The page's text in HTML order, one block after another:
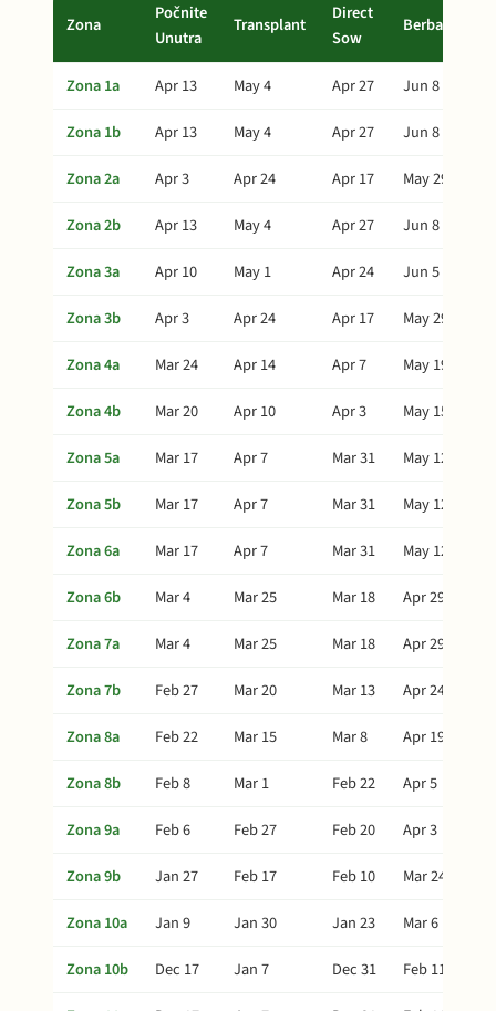
Zona
Počnite
Unutra
Transplant
Direct
Sow
Berba
Zona 1a Apr 13 May 4 Apr 27
Jun 8
Zona 1b
Apr 13 May 4 Apr 27
Jun 8
Zona 2a
Apr 3 Apr 24 Apr 17
May 29
Zona 2b
Apr 13 May 4 Apr 27
Jun 8
Zona 3a
Apr 10 May 1 Apr 24
Jun 5
Zona 3b
Apr 3 Apr 24 Apr 17
May 29
Zona 4a
Mar 24 Apr 14 Apr 7
May 19
Zona 4b
Mar 20 Apr 10 Apr 3
May 15
Zona 5a
Mar 17 Apr 7 Mar 31
May 12
Zona 5b
Mar 17 Apr 7 Mar 31
May 12
Zona 6a
Mar 17 Apr 7 Mar 31
May 12
Zona 6b
Mar 4 Mar 25 Mar 18
Apr 29
Zona 7a
Mar 4 Mar 25 Mar 18
Apr 29
Zona 7b
Feb 27 Mar 20 Mar 13
Apr 24
Zona 8a
Feb 22 Mar 15 Mar 8
Apr 19
Zona 8b
Feb 8 Mar 1 Feb 22
Apr 5
Zona 9a
Feb 6 Feb 27 Feb 20
Apr 3
Zona 9b
Jan 27 Feb 17 Feb 10
Mar 24
Zona 10a
Jan 9 Jan 30 Jan 23
Mar 6
Zona 10b
Dec 17 Jan 7 Dec 31
Feb 11